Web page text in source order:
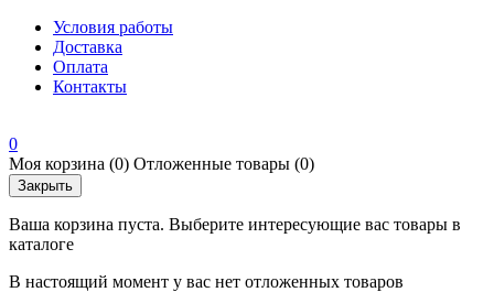
Условия работы
Доставка
Оплата
Контакты
0
Моя корзина (0) Отложенные товары (0)
Закрыть
Ваша корзина пуста. Выберите интересующие вас товары в
каталоге
В настоящий момент у вас нет отложенных товаров